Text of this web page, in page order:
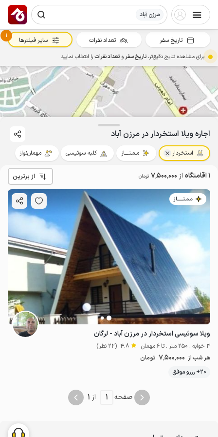
مرزن آباد
7.5میلیون ت
اجاره ویلا استخردار در مرزن آباد
استخردار مـمـتــــاز کلبه سوئیسی مهمان‌نواز
1 اقامتگاه از 7٬500٬000 تومان از برترین
مـمـتــــــاز
ویلا سوئیسی استخردار در مرزن آباد - لرگان
3 خوابه . 250 متر . تا 6 مهمان 4.8 (22 نظر)
هر شب از 7٬500٬000 تومان
20+ رزرو موفق
صفحه 1 از 1
تاریخ سفر تعداد نفرات
1
سایر فیلترها
برای مشاهده نتایج دقیق‌تر، تاریخ سفرو تعداد نفراترا انتخاب نمایید